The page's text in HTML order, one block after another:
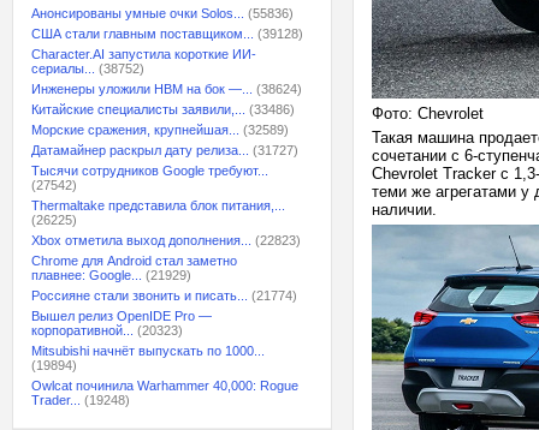
Анонсированы умные очки Solos...
(55836)
США стали главным поставщиком...
(39128)
Character.AI запустила короткие ИИ-
сериалы...
(38752)
Инженеры уложили HBM на бок —...
(38624)
Китайские специалисты заявили,...
(33486)
Морские сражения, крупнейшая...
(32589)
Датамайнер раскрыл дату релиза...
(31727)
Тысячи сотрудников Google требуют...
(27542)
Thermaltake представила блок питания,...
(26225)
Xbox отметила выход дополнения...
(22823)
Chrome для Android стал заметно
плавнее: Google...
(21929)
Россияне стали звонить и писать...
(21774)
Вышел релиз OpenIDE Pro —
корпоративной...
(20323)
Mitsubishi начнёт выпускать по 1000...
(19894)
Owlcat починила Warhammer 40,000: Rogue
Trader...
(19248)
Фото: Chevrolet
Такая машина
сочетании с 6-
Chevrolet Tracker с
теми же агрегатами
наличии.